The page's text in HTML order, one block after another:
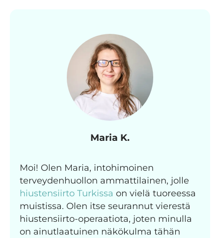
Maria K.
Moi! Olen Maria, intohimoinen
terveydenhuollon ammattilainen, jolle
hiustensiirto Turkissa on vielä tuoreessa
muistissa. Olen itse seurannut vierestä
hiustensiirto-operaatiota, joten minulla
on ainutlaatuinen näkökulma tähän